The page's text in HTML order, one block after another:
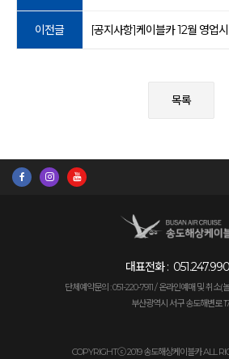
이전글 [공지사항]케이블카 12월 영업
목록
대표전화 :
단체예약문의 : 051-220-7911 / 온라인예매 및 취소(
부산광역시 서구 송도해변로
COPYRIGHTⓒ 2019 송도해상케이블카 ALL